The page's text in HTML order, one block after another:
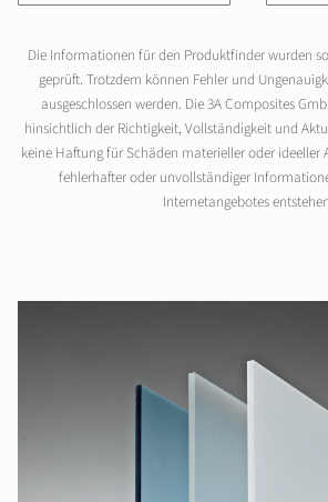
Die Informationen für den Produktfinder wurden
geprüft. Trotzdem können Fehler und
ausgeschlossen werden. Die 3A Composites
hinsichtlich der Richtigkeit, Vollständigkeit und
keine Haftung für Schäden materieller oder ideeller
fehlerhafter oder unvollständiger
Internetangebotes